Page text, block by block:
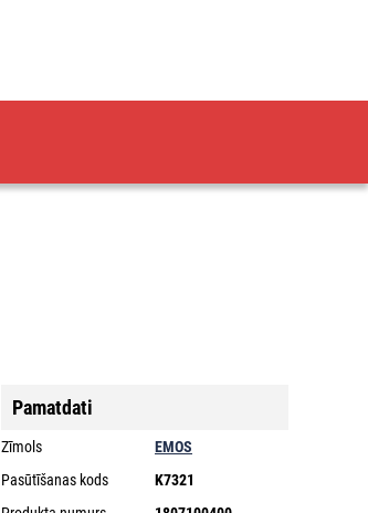
Pamatdati
Zīmols
EMOS
Pasūtīšanas kods
K7321